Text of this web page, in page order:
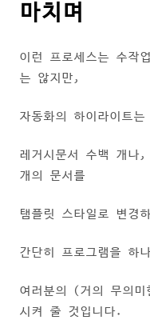
마치며
이런 프로세스는 수작
는 않지만,
자동화의 하이라이트
레거시문서 수백 개나
개의 문서를
탬플릿 스타일로 변경
간단히 프로그램을 하
여러분의 (거의 무의
시켜 줄 것입니다.